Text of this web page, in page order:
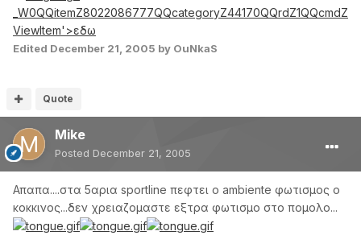
_W0QQitemZ8022086777QQcategoryZ44170QQrdZ1QQcmdZ
ViewItem'>εδω
Edited December 21, 2005 by OuNkaS
Quote
Mike
Posted December 21, 2005
Απαπα....στα 5αρια sportline πεφτει ο ambiente φωτισμος ο
κοκκινος...δεν χρειαζομαστε εξτρα φωτισμο στο πομολο...